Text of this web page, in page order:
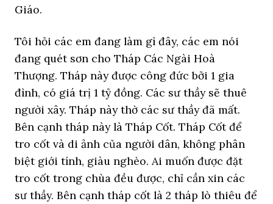
Giáo.
Tôi hỏi các em đang làm gì đây, các em nói
đang quét sơn cho Tháp Các Ngài Hoà
Thượng. Tháp này được công đức bởi 1 gia
đình, có giá trị 1 tỷ đồng. Các sư thầy sẽ thuê
người xây. Tháp này thờ các sư thầy đã mất.
Bên cạnh tháp này là Tháp Cốt. Tháp Cốt để
tro cốt và di ảnh của người dân, không phân
biệt giới tính, giàu nghèo. Ai muốn được đặt
tro cốt trong chùa đều được, chỉ cần xin các
sư thầy. Bên cạnh tháp cốt là 2 tháp lò thiêu để